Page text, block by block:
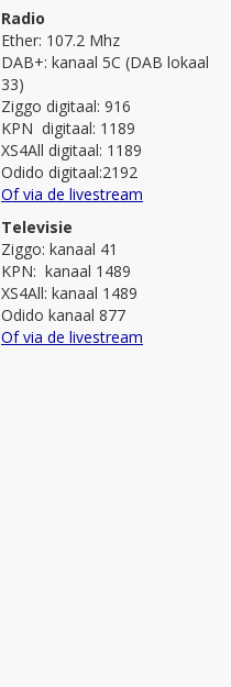
Radio
Ether: 107.2 Mhz
DAB+: kanaal 5C (DAB lokaal
33)
Ziggo digitaal: 916
KPN digitaal: 1189
XS4All digitaal: 1189
Odido digitaal:2192
Of via de livestream
Televisie
Ziggo: kanaal 41
KPN: kanaal 1489
XS4All: kanaal 1489
Odido kanaal 877
Of via de livestream